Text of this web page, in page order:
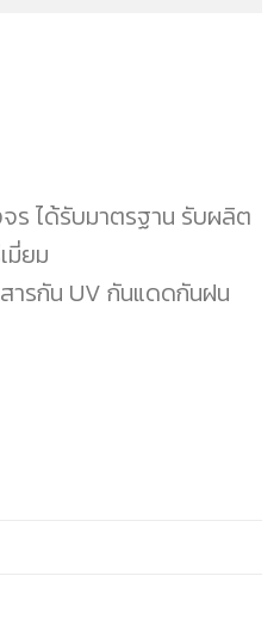
ร ได้รับมาตรฐาน รับผลิต
มี่ยม
ารกัน UV กันแดดกันฝน